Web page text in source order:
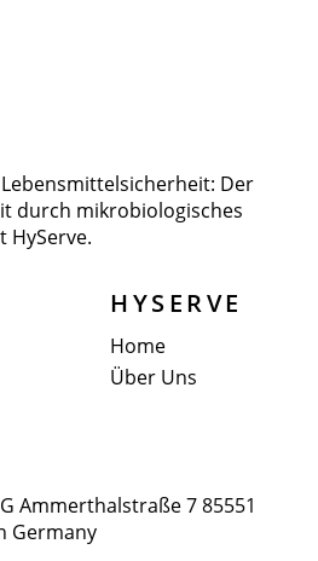
Lebensmittelsicherheit: Der
durch mikrobiologisches
HyServe.
HYSERVE
Home
Über Uns
Ammerthalstraße 785551
Germany